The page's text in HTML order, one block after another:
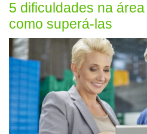
5 dificuldades na
como superá-las